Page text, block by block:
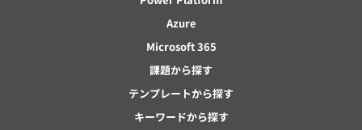
Azure
Microsoft 365
課題から探す
テンプレートから探す
キーワードから探す